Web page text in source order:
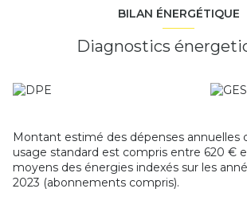
standard. Montant estimé des dépenses
d'énergie de ce logement pour un usage
compris entre 620 € et 890 € sur les
2021, 2022 et 2023. (abonnement
BILAN ÉNERGÉTIQUE
Diagnostics
Montant estimé des dépenses annuelles
usage standard est compris entre 620 €
moyens des énergies indexés sur les
2023 (abonnements compris).